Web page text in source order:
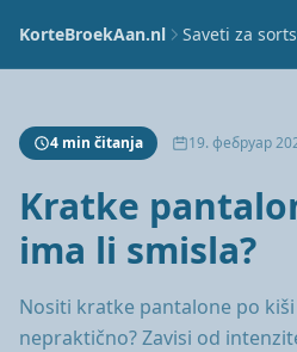
KorteBroekAan.nl Saveti za sorts
4 min čitanja 19. фебруар
Kratke
ima li smisla?
Nositi kratke pantalone po
nepraktično? Zavisi od